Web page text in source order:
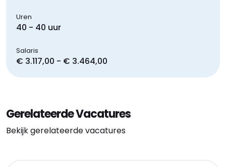
Uren
40 - 40 uur
Salaris
€ 3.117,00 - € 3.464,00
Gerelateerde Vacatures
Bekijk gerelateerde vacatures